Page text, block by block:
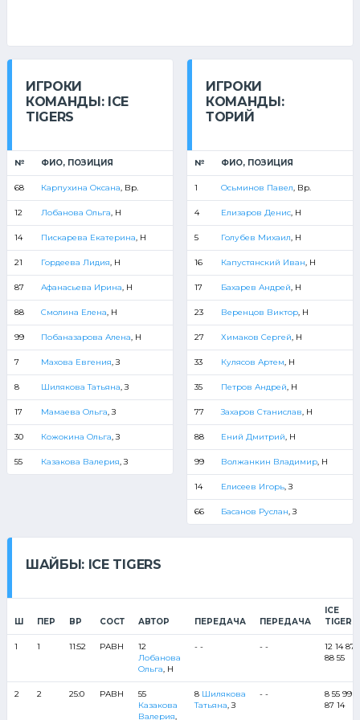
ИГРОКИ
КОМАНДЫ: ICE
TIGERS
№ ФИО, ПОЗИЦИЯ
68 Карпухина Оксана , Вр.
12 Лобанова Ольга , Н
14 Пискарева Екатерина , Н
21 Гордеева Лидия , Н
87 Афанасьева Ирина , Н
88 Смолина Елена , Н
99 Побаназарова Алена , Н
7 Махова Евгения , З
8 Шилякова Татьяна , З
17 Мамаева Ольга , З
30 Кожокина Ольга , З
55 Казакова Валерия , З
ИГРОКИ
КОМАНДЫ:
ТОРИЙ
№ ФИО, ПОЗИЦИЯ
1 Осьминов Павел , Вр.
4 Елизаров Денис, Н
5 Голубев Михаил , Н
16 Капустянский Иван , Н
17 Бахарев Андрей , Н
23 Веренцов Виктор, Н
27 Химаков Сергей , Н
33 Кулясов Артем , Н
35 Петров Андрей , Н
77 Захаров Станислав , Н
88 Ений Дмитрий , Н
99 Волжанкин Владимир, Н
14 Елисеев Игорь, З
66 Басанов Руслан , З
ШАЙБЫ: ICE TIGERS
Ш ПЕР ВР СОСТ АВТОР ПЕРЕДАЧА ПЕРЕДАЧА
ICE
TIGERS
1 1 11:52 РАВН
12
Лобанова
Ольга , Н
- - - -
12 14 87
88 55
2 2 25:0 РАВН
55
Казакова
Валерия
8 Шилякова
Татьяна , З
- -
8 55 99
87 14